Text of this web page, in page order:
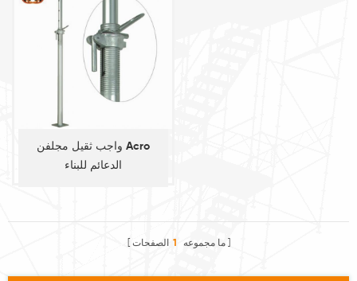
واجب ثقيل مجلفن Acro
الدعائم للبناء
ما مجموعه 1 الصفحات